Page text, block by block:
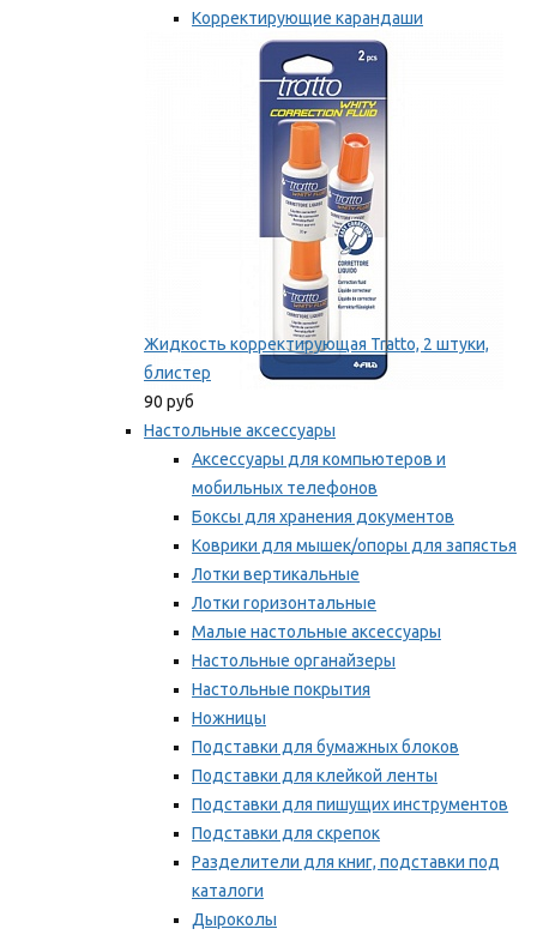
Корректирующие карандаши
Корректирующие ленты
Мы рекомендуем
Жидкость корректирующая Tratto, 2 штуки,
блистер
90 руб
Настольные аксессуары
Аксессуары для компьютеров и
мобильных телефонов
Боксы для хранения документов
Коврики для мышек/опоры для запястья
Лотки вертикальные
Лотки горизонтальные
Малые настольные аксессуары
Настольные органайзеры
Настольные покрытия
Ножницы
Подставки для бумажных блоков
Подставки для клейкой ленты
Подставки для пишущих инструментов
Подставки для скрепок
Разделители для книг, подставки под
каталоги
Дыроколы